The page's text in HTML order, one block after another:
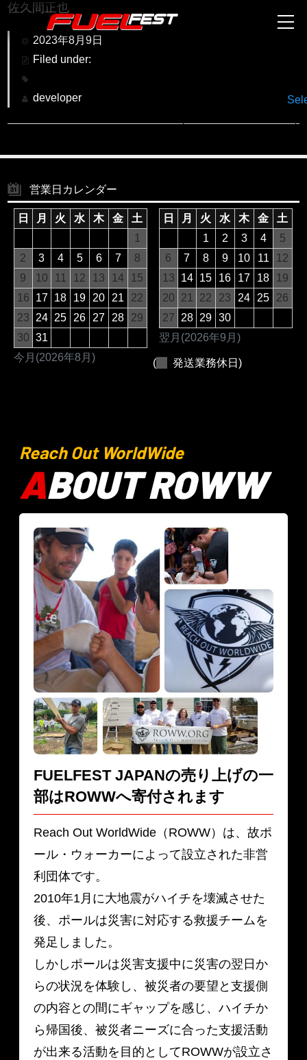
佐久間正也
2023年8月9日
Filed under:
developer
営業日カレンダー
今月(2026年8月)
日 月 火 水 木 金
土
1
2
3 4 5 6 7
8
9
10 11 12 13 14
15
16
17 18 19 20 21
22
23
24 25 26 27 28
29
30 31 翌月(2026年9月)
日 月 火 水 木 金
土
1
2 3 4
5
6
7 8 9 10 11
12
13
14 15 16 17 18
19
20
21 22 23 24 25
26
27
28 29 30
( 発送業務休日)
Reach Out WorldWide
ABOUT ROWW
FUELFEST JAPANの売り上げの一
部はROWWへ寄付されます
Reach Out WorldWide（ROWW）は、故ポ
ール・ウォーカーによって設立された非営
利団体です。
2010年1月に大地震がハイチを壊滅させた
後、ポールは災害に対応する救援チームを
発足しました。
しかしポールは災害支援中に災害の翌日か
らの状況を体験し、被災者の要望と支援側
の内容との間にギャップを感じ、ハイチか
ら帰国後、被災者ニーズに合った支援活動
が出来る活動を目的としてROWWが設立さ